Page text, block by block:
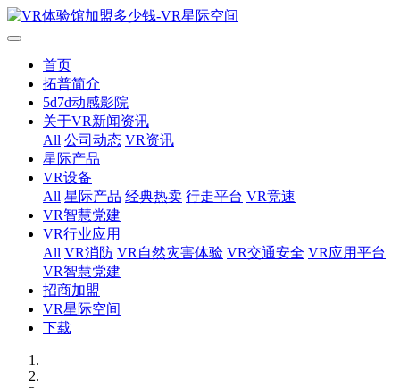
首页
拓普简介
5d7d动感影院
关于VR新闻资讯
All 公司动态 VR资讯
星际产品
VR设备
All 星际产品 经典热卖 行走平台 VR竞速
VR智慧党建
VR行业应用
All VR消防 VR自然灾害体验 VR交通安全 VR应用平台
VR智慧党建
招商加盟
VR星际空间
下载